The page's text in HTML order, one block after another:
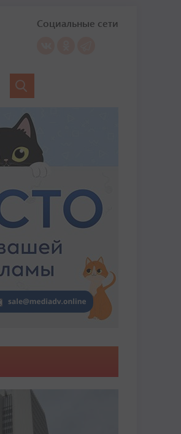
Социальные сети